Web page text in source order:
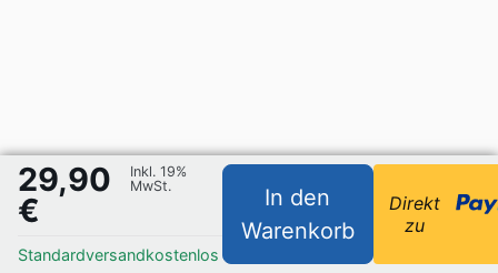
29,90
€
Inkl. 19%
MwSt.
Standardversandkostenlos
In den
Warenkorb
Direkt
zu